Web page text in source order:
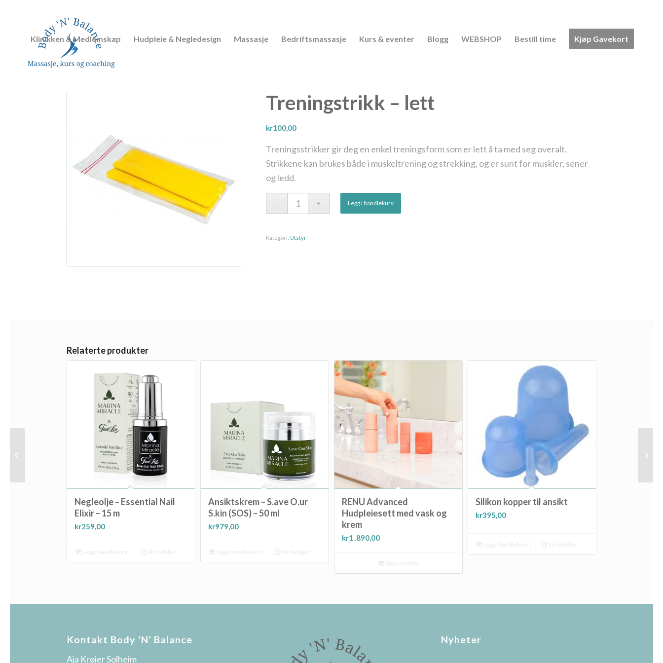
Klinikken & Medlemskap Hudpleie & Negledesign Massasje Bedriftsmassasje Kurs & eventer Blogg WEBSHOP Bestill time Kjøp Gavekort
Treningstrikk – lett
kr100,00
Treningsstrikker gir deg en enkel treningsform som er lett å ta med seg overalt.
Strikkene kan brukes både i muskeltrening og strekking, og er sunt for muskler, sener
og ledd.
Legg i handlekurv
Kategori: Utstyr
Relaterte produkter
Negleolje – Essential Nail
Elixir – 15 m
kr259,00
Ansiktskrem – S.ave O.ur
S.kin (SOS) – 50 ml
kr979,00
RENU Advanced
Hudpleiesett med vask og
krem
kr1 .890,00
Silikon kopper til ansikt
kr395,00
Kontakt Body ‘N’ Balance
Aja Krøier Solheim
Nyheter